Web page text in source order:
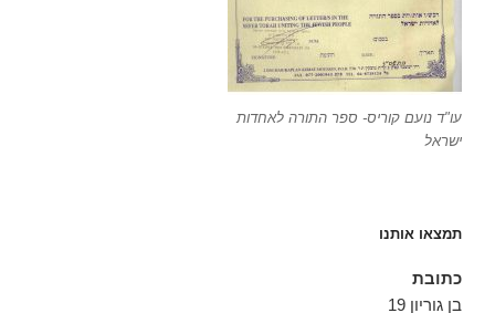
עו"ד נועם קוריס- ספר התורה לאחדות
ישראל
תמצאו אותנו
כתובת
בן גוריון 19